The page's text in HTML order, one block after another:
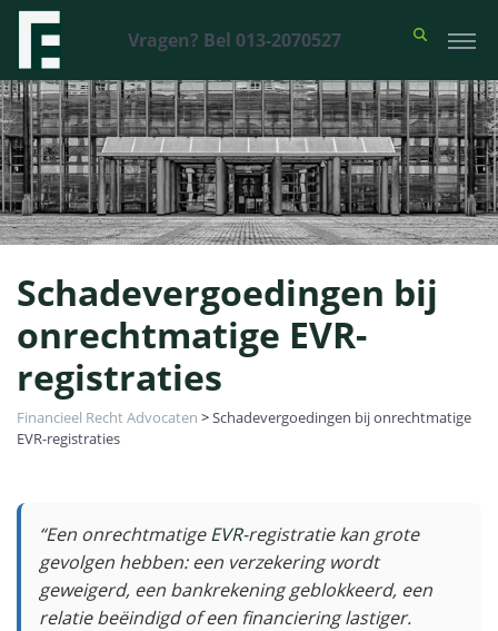
Vragen? Bel 013-2070527
Schadevergoedingen bij
onrechtmatige EVR-
registraties
Financieel Recht Advocaten >Schadevergoedingen bij onrechtmatige
EVR-registraties
“Een onrechtmatigeEVR-registratie kan grote
gevolgen hebben: een verzekering wordt
geweigerd, een bankrekening geblokkeerd, een
relatie beëindigd of een financiering lastiger.